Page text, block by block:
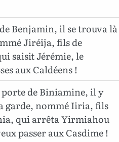
Benjamin, il se trouva là
Jiréija, fils de
saisit Jérémie, le
aux Caldéens !
de Biniamine, il y
garde, nommé Iiria, fils
qui arrêta Yirmiahou
passer aux Casdime !